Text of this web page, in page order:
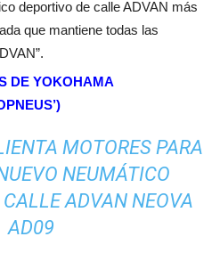
deportivo de calle ADVAN más
que mantiene todas las
DE YOKOHAMA
MOTORES PARA
NEUMÁTICO
ADVAN NEOVA
AD09